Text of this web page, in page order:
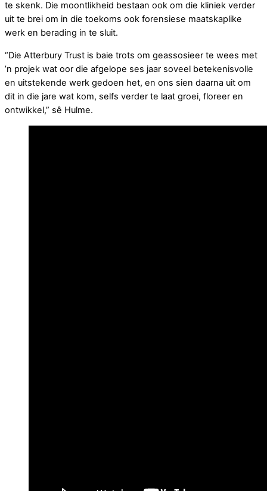
te skenk. Die moontlikheid bestaan ook om die kliniek verder
uit te brei om in die toekoms ook forensiese maatskaplike
werk en berading in te sluit.
“Die Atterbury Trust is baie trots om geassosieer te wees met
’n projek wat oor die afgelope ses jaar soveel betekenisvolle
en uitstekende werk gedoen het, en ons sien daarna uit om
dit in die jare wat kom, selfs verder te laat groei, floreer en
ontwikkel,” sê Hulme.